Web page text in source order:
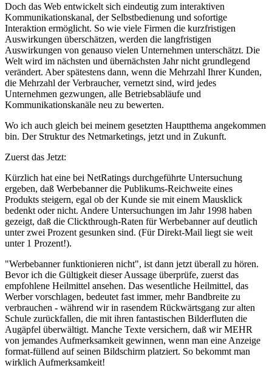
Doch das Web entwickelt sich eindeutig zum interaktiven
Kommunikationskanal, der Selbstbedienung und sofortige
Interaktion ermöglicht. So wie viele Firmen die kurzfristigen
Auswirkungen überschätzen, werden die langfristigen
Auswirkungen von genauso vielen Unternehmen unterschätzt. Die
Welt wird im nächsten und übernächsten Jahr nicht grundlegend
verändert. Aber spätestens dann, wenn die Mehrzahl Ihrer Kunden,
die Mehrzahl der Verbraucher, vernetzt sind, wird jedes
Unternehmen gezwungen, alle Betriebsabläufe und
Kommunikationskanäle neu zu bewerten.
Wo ich auch gleich bei meinem gesetzten Hauptthema angekommen
bin. Der Struktur des Netmarketings, jetzt und in Zukunft.
Zuerst das Jetzt:
Kürzlich hat eine bei NetRatings durchgeführte Untersuchung
ergeben, daß Werbebanner die Publikums-Reichweite eines
Produkts steigern, egal ob der Kunde sie mit einem Mausklick
bedenkt oder nicht. Andere Untersuchungen im Jahr 1998 haben
gezeigt, daß die Clickthrough-Raten für Werbebanner auf deutlich
unter zwei Prozent gesunken sind. (Für Direkt-Mail liegt sie weit
unter 1 Prozent!).
"Werbebanner funktionieren nicht", ist dann jetzt überall zu hören.
Bevor ich die Gültigkeit dieser Aussage überprüfe, zuerst das
empfohlene Heilmittel ansehen. Das wesentliche Heilmittel, das
Werber vorschlagen, bedeutet fast immer, mehr Bandbreite zu
verbrauchen - während wir in rasendem Rückwärtsgang zur alten
Schule zurückfallen, die mit ihren fantastischen Bilderfluten die
Augäpfel überwältigt. Manche Texte versichern, daß wir MEHR
von jemandes Aufmerksamkeit gewinnen, wenn man eine Anzeige
format-füllend auf seinen Bildschirm platziert. So bekommt man
wirklich Aufmerksamkeit!